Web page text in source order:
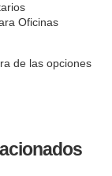
Oficinas
de las opciones